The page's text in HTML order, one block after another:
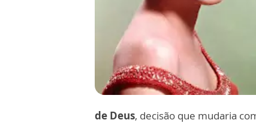
de Deus, decisão que mudaria